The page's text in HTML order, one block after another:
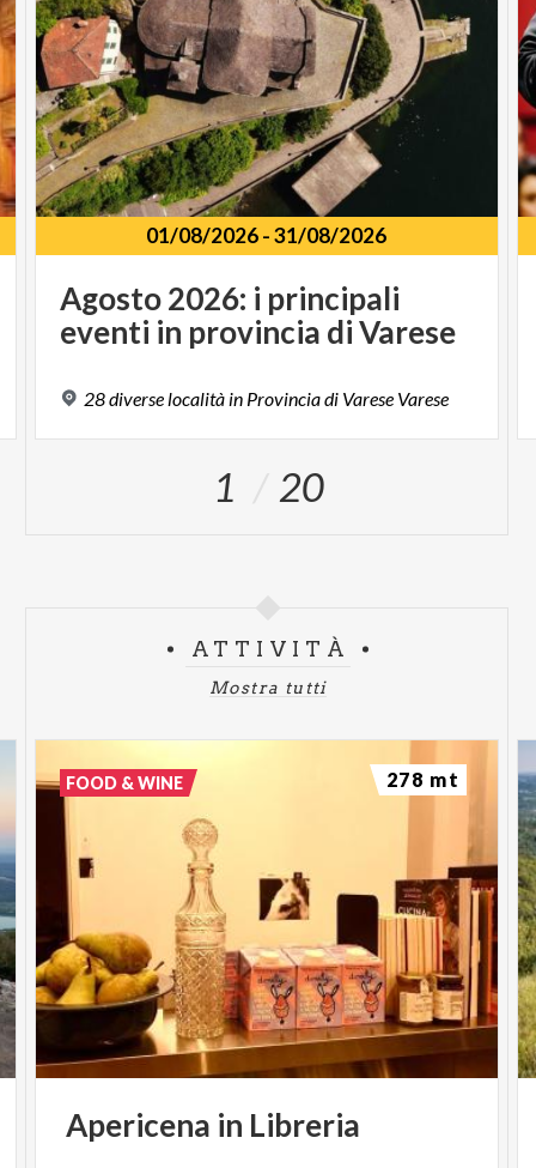
01/08/2026-31/08/2026
Agosto2026: i principali
eventi in provincia diVarese
28diverselocalità in Provinciadi Varese Varese
1 20
ATTIVITÀ
Mostra tutti
Apericena in Libreria
FOOD & WINE 278 mt